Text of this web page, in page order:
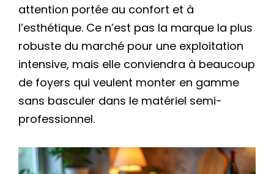
attention portée au confort et à
l’esthétique. Ce n’est pas la marque la plus
robuste du marché pour une exploitation
intensive, mais elle conviendra à beaucoup
de foyers qui veulent monter en gamme
sans basculer dans le matériel semi-
professionnel.